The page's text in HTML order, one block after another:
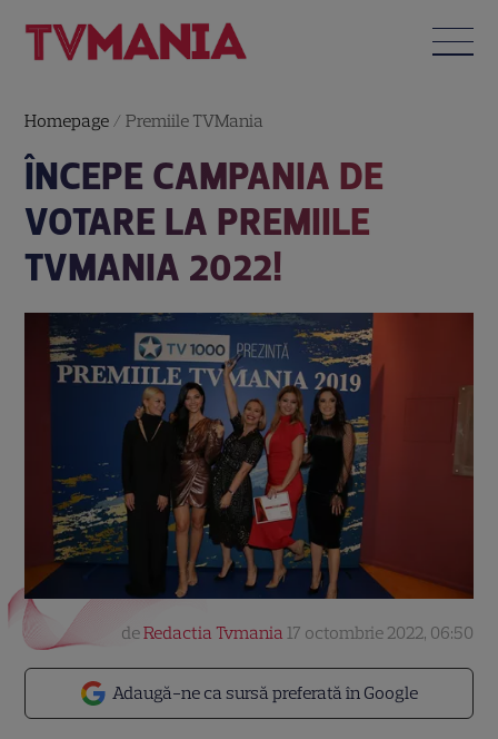
Homepage /Premiile TVMania
ÎNCEPE CAMPANIA DE
VOTARE LA PREMIILE
TVMANIA 2022!
Adaugă-ne ca sursă preferată în Google
deRedactia Tvmania 17 octombrie 2022, 06:50